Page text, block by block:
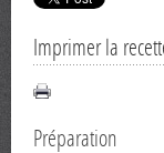
Imprimer la
Préparation